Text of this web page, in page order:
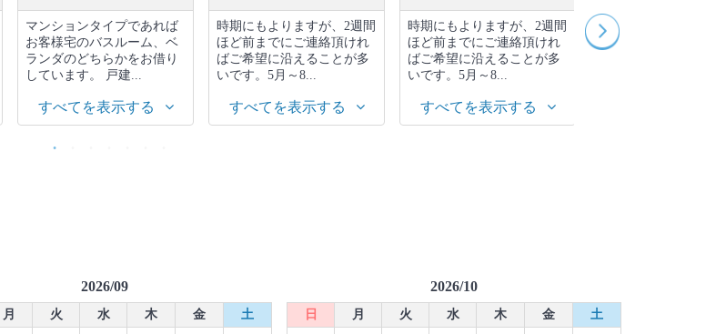
マンションタイプであれば
お客様宅のバスルーム、ベ
ランダのどちらかをお借り
しています。 戸建...
すべてを表示する
時期にもよりますが、2週間
ほど前までにご連絡頂けれ
ばご希望に沿えることが多
いです。5月～8...
すべてを表示する
時期にもよりますが、2週間
ほど前までにご連絡頂けれ
ばご希望に沿えることが多
いです。5月～8...
すべてを表示する
スタッフの技術力
数の差、使用する
2026/09
月 火 水 木 金
土
2026/10
日 月 火 水 木 金
土